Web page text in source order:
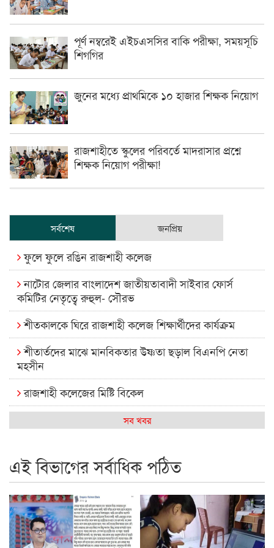
পূর্ণ নম্বরেই এইচএসসির বাকি পরীক্ষা, সময়সূচি
শিগগির
জুনের মধ্যে প্রাথমিকে ১০ হাজার শিক্ষক নিয়োগ
রাজশাহীতে স্কুলের পরিবর্তে মাদরাসার প্রশ্নে
শিক্ষক নিয়োগ পরীক্ষা!
সর্বশেষ জনপ্রিয়
ফুলে ফুলে রঙিন রাজশাহী কলেজ
নাটোর জেলার বাংলাদেশ জাতীয়তাবাদী সাইবার ফোর্স
কমিটির নেতৃত্বে রুহুল- সৌরভ
শীতকালকে ঘিরে রাজশাহী কলেজ শিক্ষার্থীদের কার্যক্রম
শীতার্তদের মাঝে মানবিকতার উষ্ণতা ছড়াল বিএনপি নেতা
মহসীন
রাজশাহী কলেজের মিষ্টি বিকেল
কেমন আছে আমাদের দেশের মধ্যবিত্তরা
রাজশাইন একাডেমির ফল প্রকাশ ও পুরস্কার বিতরণ
রাজশাহী কলেজের শিক্ষার্থী শাখাওয়াত পেলেন স্টার এক্সিলেন্স
অ্যাওয়ার্ড
বিশ্ব নদী বিবস উপলক্ষে নদী সুরক্ষায় নাওযাত্রা
সব খবর
এই বিভাগের সর্বাধিক পঠিত